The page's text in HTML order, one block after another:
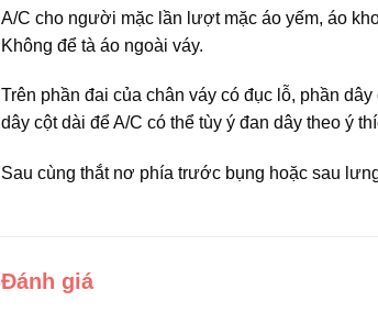
A/C cho người mặc lần lượt mặc áo yếm, áo
Không để tà áo ngoài váy.
Trên phần đai của chân váy có đục lỗ, phần
dây cột dài để A/C có thể tùy ý đan dây theo ý
Sau cùng thắt nơ phía trước bụng hoặc sau
Đánh giá